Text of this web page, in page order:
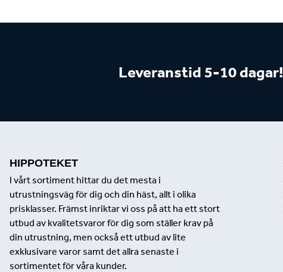
Leveranstid 5-10 dagar!
HIPPOTEKET
I vårt sortiment hittar du det mesta i
utrustningsväg för dig och din häst, allt i olika
prisklasser. Främst inriktar vi oss på att ha ett stort
utbud av kvalitetsvaror för dig som ställer krav på
din utrustning, men också ett utbud av lite
exklusivare varor samt det allra senaste i
sortimentet för våra kunder.